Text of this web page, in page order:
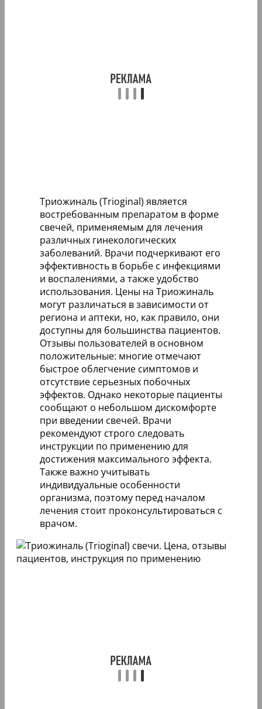
Триожиналь (Trioginal) является
востребованным препаратом в форме
свечей, применяемым для лечения
различных гинекологических
заболеваний. Врачи подчеркивают его
эффективность в борьбе с инфекциями
и воспалениями, а также удобство
использования. Цены на Триожиналь
могут различаться в зависимости от
региона и аптеки, но, как правило, они
доступны для большинства пациентов.
Отзывы пользователей в основном
положительные: многие отмечают
быстрое облегчение симптомов и
отсутствие серьезных побочных
эффектов. Однако некоторые пациенты
сообщают о небольшом дискомфорте
при введении свечей. Врачи
рекомендуют строго следовать
инструкции по применению для
достижения максимального эффекта.
Также важно учитывать
индивидуальные особенности
организма, поэтому перед началом
лечения стоит проконсультироваться с
врачом.